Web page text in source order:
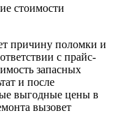
стоимости
причину поломки и
с прайс-
запасных
и после
выгодные цены в
вызовет